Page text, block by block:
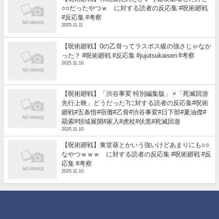
○○だったやつｗ に対する読者の反応集 #呪術廻戦
#反応集 #考察
2025.11.11
【呪術廻戦】0の乙骨ってラスボス級の強さじゃなか
った？ #呪術廻戦 #反応集 #jujutsukaisen #考察
2025.11.10
【呪術廻戦】「渋谷事変 特別編集版」 ×「死滅回游
先行上映」どうだった?に対する読者の反応集#呪術
廻戦#五条悟#宿儺#乙骨#渋谷事変#日下部#夏油傑#
羂索#領域展開#家入#虎杖#伏黒#死滅回遊
2025.11.10
【呪術廻戦】東堂葵とかいう強いけどあまりにも○○
なやつｗｗｗ に対する読者の反応集 #呪術廻戦 #反
応集 #考察
2025.11.10